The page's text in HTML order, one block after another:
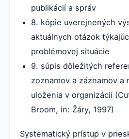
publikácií a správ
8. kópie uverejnených
aktuálnych otázok
problémovej situácie
9. súpis dôležitých
zoznamov a záznamov a
uloženia v organizácii
Broom, in: Žáry, 1997)
Systematický prístup v